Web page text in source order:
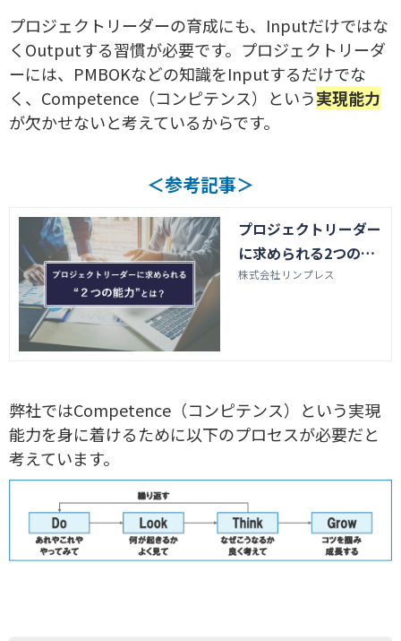
プロジェクトリーダーの育成にも、Inputだけではな
くOutputする習慣が必要です。プロジェクトリーダ
ーには、PMBOKなどの知識をInputするだけでな
く、 Competence（コンピテンス）という実現能力
が欠かせないと考えているからです。
＜参考記事＞
プロジェクトリーダー
に求められる2つの能
力とは？ | 株式会社リ
株式会社リンプレス
弊社ではCompetence（コンピテンス）という実現
能力を身に着けるために以下のプロセスが必要だと
考えています。